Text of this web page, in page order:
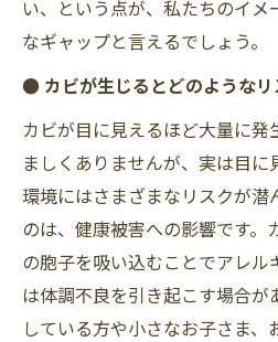
い、という点が、私たちのイメ
なギャップと言えるでしょう。
● カビが生じるとどのような
カビが目に見えるほど大量に
ましくありませんが、実は目
環境にはさまざまなリスクが潜
のは、健康被害への影響です。
の胞子を吸い込むことでアレ
は体調不良を引き起こす場合が
している方や小さなお子さま、